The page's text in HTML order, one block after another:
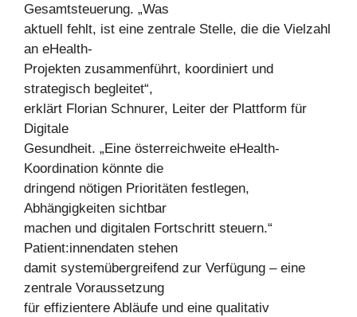
Gesamtsteuerung. „Was
aktuell fehlt, ist eine zentrale Stelle, die die Vielzahl
an eHealth-
Projekten zusammenführt, koordiniert und
strategisch begleitet“,
erklärt Florian Schnurer, Leiter der Plattform für
Digitale
Gesundheit. „Eine österreichweite eHealth-
Koordination könnte die
dringend nötigen Prioritäten festlegen,
Abhängigkeiten sichtbar
machen und digitalen Fortschritt steuern.“
Patient:innendaten stehen
damit systemübergreifend zur Verfügung – eine
zentrale Voraussetzung
für effizientere Abläufe und eine qualitativ